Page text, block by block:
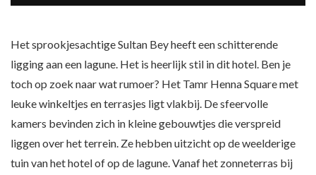
Het sprookjesachtige Sultan Bey heeft een schitterende
ligging aan een lagune. Het is heerlijk stil in dit hotel. Ben je
toch op zoek naar wat rumoer? Het Tamr Henna Square met
leuke winkeltjes en terrasjes ligt vlakbij. De sfeervolle
kamers bevinden zich in kleine gebouwtjes die verspreid
liggen over het terrein. Ze hebben uitzicht op de weelderige
tuin van het hotel of op de lagune. Vanaf het zonneterras bij